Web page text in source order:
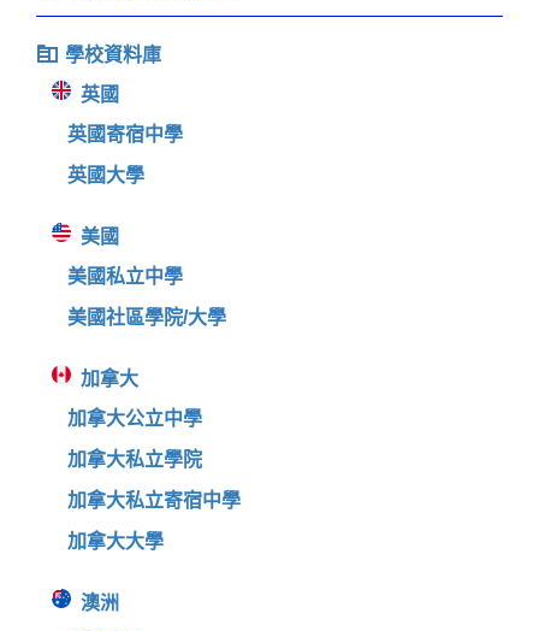
學校資料庫
英國
英國寄宿中學
英國大學
美國
美國私立中學
美國社區學院/大學
加拿大
加拿大公立中學
加拿大私立學院
加拿大私立寄宿中學
加拿大大學
澳洲